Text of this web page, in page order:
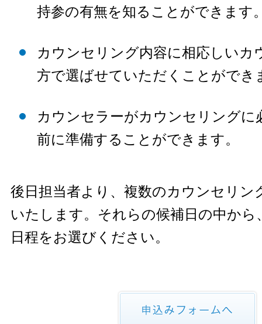
持参の有無を知ることができます
カウンセリング内容に相応しいカ
方で選ばせていただくことができ
カウンセラーがカウンセリングに
前に準備することができます。
後日担当者より、複数のカウンセリン
いたします。それらの候補日の中から
日程をお選びください。